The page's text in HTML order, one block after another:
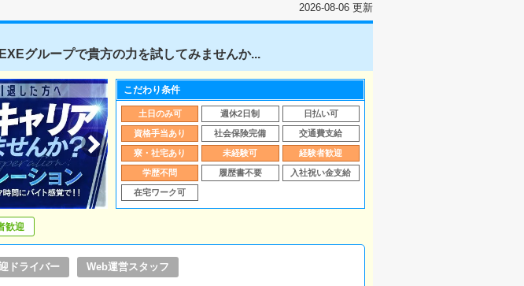
2026-08-06 更新
グループで貴方の力を試してみませんか...
こだわり条件
土日のみ可 週休2日制 日払い可
資格手当あり 社会保険完備 交通費支給
寮・社宅あり 未経験可 経験者歓迎
学歴不問 履歴書不要 入社祝い金支給
在宅ワーク可
歓迎
ドライバー Web運営スタッフ